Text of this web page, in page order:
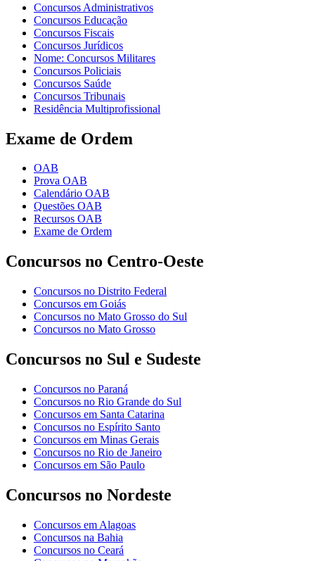
Concursos Administrativos
Concursos Educação
Concursos Fiscais
Concursos Jurídicos
Nome: Concursos Militares
Concursos Policiais
Concursos Saúde
Concursos Tribunais
Residência Multiprofissional
Exame de Ordem
OAB
Prova OAB
Calendário OAB
Questões OAB
Recursos OAB
Exame de Ordem
Concursos no Centro-Oeste
Concursos no Distrito Federal
Concursos em Goiás
Concursos no Mato Grosso do Sul
Concursos no Mato Grosso
Concursos no Sul e Sudeste
Concursos no Paraná
Concursos no Rio Grande do Sul
Concursos em Santa Catarina
Concursos no Espírito Santo
Concursos em Minas Gerais
Concursos no Rio de Janeiro
Concursos em São Paulo
Concursos no Nordeste
Concursos em Alagoas
Concursos na Bahia
Concursos no Ceará